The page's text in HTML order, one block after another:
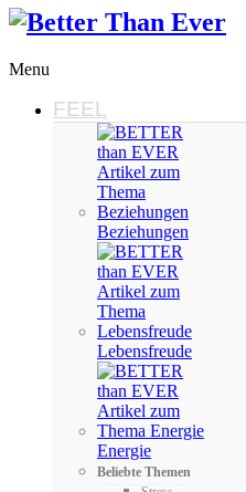
Menu
FEEL
Beziehungen
Lebensfreude
Energie
Beliebte Themen